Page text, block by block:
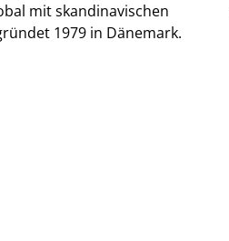
mit skandinavischen
1979 in Dänemark.